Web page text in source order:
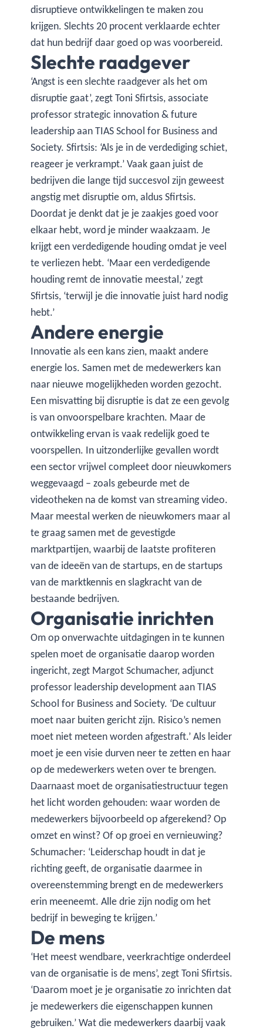
disruptieve ontwikkelingen te maken zou
krijgen. Slechts 20 procent verklaarde echter
dat hun bedrijf daar goed op was voorbereid.
Slechte raadgever
‘Angst is een slechte raadgever als het om
disruptie gaat’, zegt Toni Sfirtsis, associate
professor strategic innovation & future
leadership aan TIAS School for Business and
Society. Sfirtsis: ‘Als je in de verdediging schiet,
reageer je verkrampt.’ Vaak gaan juist de
bedrijven die lange tijd succesvol zijn geweest
angstig met disruptie om, aldus Sfirtsis.
Doordat je denkt dat je je zaakjes goed voor
elkaar hebt, word je minder waakzaam. Je
krijgt een verdedigende houding omdat je veel
te verliezen hebt. ‘Maar een verdedigende
houding remt de innovatie meestal,’ zegt
Sfirtsis, ‘terwijl je die innovatie juist hard nodig
hebt.’
Andere energie
Innovatie als een kans zien, maakt andere
energie los. Samen met de medewerkers kan
naar nieuwe mogelijkheden worden gezocht.
Een misvatting bij disruptie is dat ze een gevolg
is van onvoorspelbare krachten. Maar de
ontwikkeling ervan is vaak redelijk goed te
voorspellen. In uitzonderlijke gevallen wordt
een sector vrijwel compleet door nieuwkomers
weggevaagd – zoals gebeurde met de
videotheken na de komst van streaming video.
Maar meestal werken de nieuwkomers maar al
te graag samen met de gevestigde
marktpartijen, waarbij de laatste profiteren
van de ideeën van de startups, en de startups
van de marktkennis en slagkracht van de
bestaande bedrijven.
Organisatie inrichten
Om op onverwachte uitdagingen in te kunnen
spelen moet de organisatie daarop worden
ingericht, zegt Margot Schumacher, adjunct
professor leadership development aan TIAS
School for Business and Society. ‘De cultuur
moet naar buiten gericht zijn. Risico’s nemen
moet niet meteen worden afgestraft.’ Als leider
moet je een visie durven neer te zetten en haar
op de medewerkers weten over te brengen.
Daarnaast moet de organisatiestructuur tegen
het licht worden gehouden: waar worden de
medewerkers bijvoorbeeld op afgerekend? Op
omzet en winst? Of op groei en vernieuwing?
Schumacher: ‘Leiderschap houdt in dat je
richting geeft, de organisatie daarmee in
overeenstemming brengt en de medewerkers
erin meeneemt. Alle drie zijn nodig om het
bedrijf in beweging te krijgen.’
De mens
‘Het meest wendbare, veerkrachtige onderdeel
van de organisatie is de mens’, zegt Toni Sfirtsis.
‘Daarom moet je je organisatie zo inrichten dat
je medewerkers die eigenschappen kunnen
gebruiken.’ Wat die medewerkers daarbij vaak